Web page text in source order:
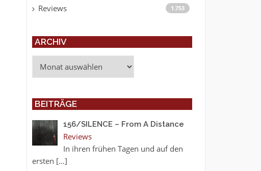
Reviews 1.753
ARCHIV
BEITRÄGE
156/SILENCE – From A Distance
Reviews
In ihren frühen Tagen und auf den
ersten […]